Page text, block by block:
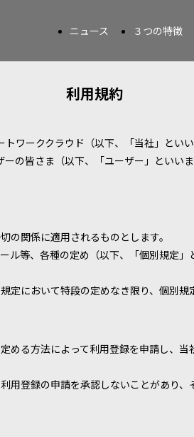
ニュース ３つの特徴
利用規約
ワーククラウド（以下、「当社」とい
の皆さま（以下、「ユーザー」といい
の関係に適用されるものとします。
ル等、各種の定め（以下、「個別規定
において特段の定めなき限り、個別規
める方法によって利用登録を申請し、
登録の申請を承認しないことがあり、